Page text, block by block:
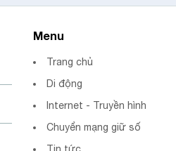
Menu
Trang chủ
Di động
Internet - Truyền hình
Chuyển mạng giữ số
Tin tức